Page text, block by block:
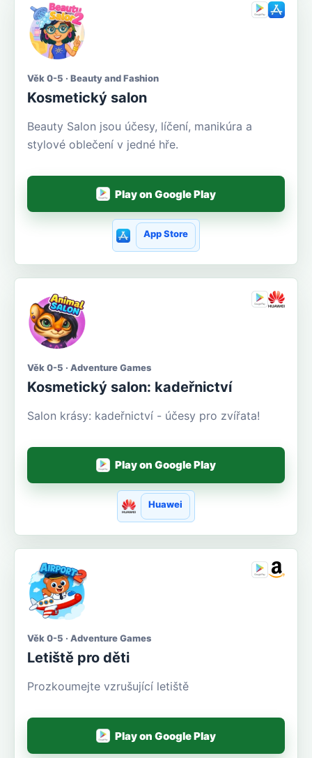
Věk 0-5 · Beauty and Fashion
Kosmetický salon
Beauty Salon jsou účesy, líčení, manikúra a
stylové oblečení v jedné hře.
Play on Google Play
App Store
Věk 0-5 · Adventure Games
Kosmetický salon: kadeřnictví
Salon krásy: kadeřnictví - účesy pro zvířata!
Play on Google Play
Huawei
Věk 0-5 · Adventure Games
Letiště pro děti
Prozkoumejte vzrušující letiště
Play on Google Play